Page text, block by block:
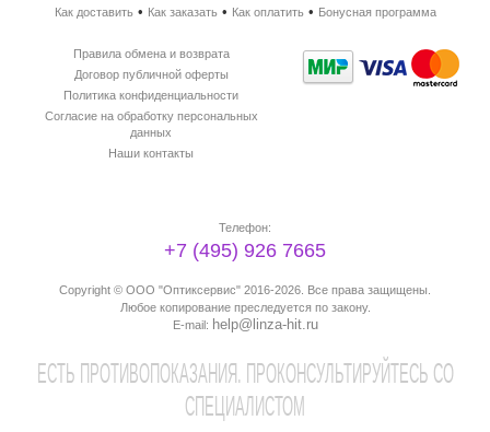
Как доставить• Как заказать• Как оплатить• Бонусная программа
Правила обмена и возврата
Договор публичной оферты
Политика конфиденциальности
Согласие на обработку персональных
данных
Наши контакты
Телефон:
+7 (495) 926 7665
Copyright © ООО "Оптиксервис" 2016-2026. Все права защищены.
Любое копирование преследуется по закону.
E-mail: help@linza-hit.ru
EСТЬ ПРОТИВОПОКАЗАНИЯ. ПРОКОНСУЛЬТИРУЙТЕСЬ СО
СПЕЦИАЛИСТОМ